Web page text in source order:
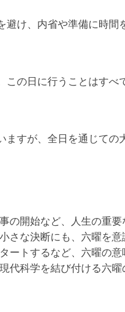
避け、内省や準備に時間
この日に行うことはすべ
ますが、全日を通じての
の開始など、人生の重要
さな決断にも、六曜を意
ートするなど、六曜の意
代科学を結び付ける六曜